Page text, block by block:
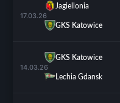
17.03.26
Jagiellonia
GKS Katowice
14.03.26
GKS Katowice
Lechia Gdansk